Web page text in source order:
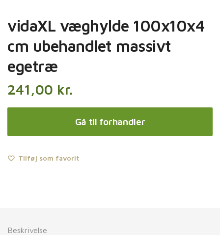
vidaXL væghylde 100x10x4
cm ubehandlet massivt
egetræ
241,00 kr.
Gå til forhandler
Tilføj som favorit
Beskrivelse